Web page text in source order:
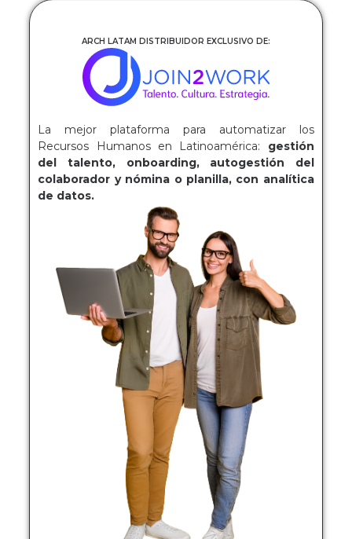
ARCH LATAM DISTRIBUIDOR EXCLUSIVO DE:
La mejor plataforma para automatizar los
Recursos Humanos en Latinoamérica: gestión
del talento, onboarding, autogestión del
colaborador y nómina o planilla, con analítica
de datos.